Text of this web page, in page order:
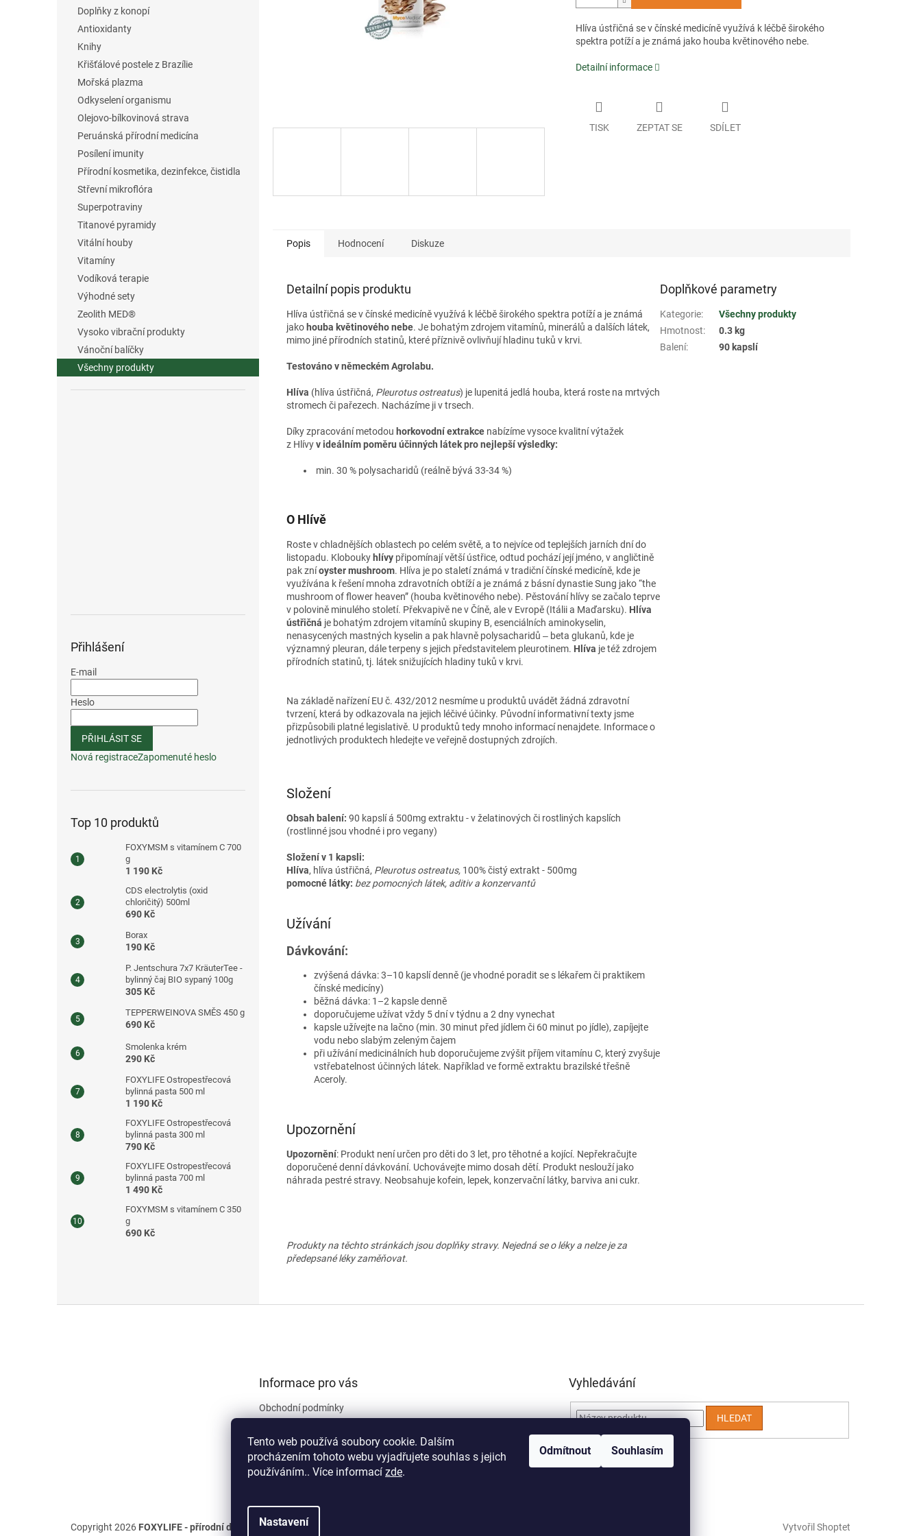
Tento web používá soubory cookie. Dalším
procházením tohoto webu vyjadřujete souhlas s jejich
používáním.. Více informací zde.
Nastavení
Odmítnout Souhlasím
Doplňky z konopí
Antioxidanty
Knihy
Křišťálové postele z Brazílie
Mořská plazma
Odkyselení organismu
Olejovo-bílkovinová strava
Peruánská přírodní medicína
Posílení imunity
Přírodní kosmetika, dezinfekce, čistidla
Střevní mikroflóra
Superpotraviny
Titanové pyramidy
Vitální houby
Vitamíny
Vodíková terapie
Výhodné sety
Zeolith MED®
Vysoko vibrační produkty
Vánoční balíčky
Všechny produkty
Přihlášení
E-mail
Heslo
PŘIHLÁSIT SE
Nová registraceZapomenuté heslo
Top 10 produktů
FOXYMSM s vitamínem C 700
g
1 190 Kč
CDS electrolytis (oxid
chloričitý) 500ml
690 Kč
Borax
190 Kč
P. Jentschura 7x7 KräuterTee -
bylinný čaj BIO sypaný 100g
305 Kč
TEPPERWEINOVA SMĚS 450 g
690 Kč
Smolenka krém
290 Kč
FOXYLIFE Ostropestřecová
bylinná pasta 500 ml
1 190 Kč
FOXYLIFE Ostropestřecová
bylinná pasta 300 ml
790 Kč
FOXYLIFE Ostropestřecová
bylinná pasta 700 ml
1 490 Kč
FOXYMSM s vitamínem C 350
g
690 Kč
Hlíva ústřičná se v čínské medicíně využívá k léčbě širokého
spektra potíží a je známá jako houba květinového nebe.
Detailní informace
TISK ZEPTAT SE SDÍLET
Popis Hodnocení Diskuze
Detailní popis produktu
Hlíva ústřičná se v čínské medicíně využívá k léčbě širokého spektra potíží a je známá
jakohouba květinového nebe. Je bohatým zdrojem vitamínů, minerálů a dalších látek,
mimo jiné přírodních statinů, které příznivě ovlivňují hladinu tuků v krvi.
Testováno v německém Agrolabu.
Hlíva (hlíva ústřičná, Pleurotus ostreatus) je lupenitá jedlá houba, která roste na mrtvých
stromech či pařezech. Nacházíme ji v trsech.
Díky zpracování metodou horkovodní extrakce nabízíme vysoce kvalitní výtažek
z Hlívyv ideálním poměru účinných látek pro nejlepší výsledky:
min. 30 % polysacharidů (reálně bývá 33-34 %)
O Hlívě
Roste v chladnějších oblastech po celém světě, a to nejvíce od teplejších jarních dní do
listopadu. Kloboukyhlívy připomínají větší ústřice, odtud pochází její jméno, v angličtině
pak zníoyster mushroom. Hlíva je po staletí známá v tradiční čínské medicíně, kde je
využívána k řešení mnoha zdravotních obtíží a je známá z básní dynastie Sung jako “the
mushroom of flower heaven” (houba květinového nebe). Pěstování hlívy se začalo teprve
v polovině minulého století. Překvapivě ne v Číně, ale v Evropě (Itálii a Maďarsku). Hlíva
ústřičná je bohatým zdrojem vitamínů skupiny B, esenciálních aminokyselin,
nenasycených mastných kyselin a pak hlavně polysacharidů ‒ beta glukanů, kde je
významný pleuran, dále terpeny s jejich představitelem pleurotinem. Hlíva je též zdrojem
přírodních statinů, tj. látek snižujících hladiny tuků v krvi.
Na základě nařízení EU č. 432/2012 nesmíme u produktů uvádět žádná zdravotní
tvrzení, která by odkazovala na jejich léčivé účinky. Původní informativní texty jsme
přizpůsobili platné legislativě. U produktů tedy mnoho informací nenajdete. Informace o
jednotlivých produktech hledejte ve veřejně dostupných zdrojích.
Složení
Obsah balení: 90 kapslí á 500mg extraktu - v želatinových či rostliných kapslích
(rostlinné jsou vhodné i pro vegany)
Složení v 1 kapsli:
Hlíva, hlíva ústřičná, Pleurotus ostreatus, 100% čistý extrakt - 500mg
pomocné látky: bez pomocných látek, aditiv a konzervantů
Užívání
Dávkování:
zvýšená dávka: 3–10 kapslí denně (je vhodné poradit se s lékařem či praktikem
čínské medicíny)
běžná dávka: 1–2 kapsle denně
doporučujeme užívat vždy 5 dní v týdnu a 2 dny vynechat
kapsle užívejte na lačno (min. 30 minut před jídlem či 60 minut po jídle), zapíjejte
vodu nebo slabým zeleným čajem
při užívání medicinálních hub doporučujeme zvýšit příjem vitamínu C, který zvyšuje
vstřebatelnost účinných látek. Například ve formě extraktu brazilské třešně
Aceroly.
Upozornění
Upozornění: Produkt není určen pro děti do 3 let, pro těhotné a kojící. Nepřekračujte
doporučené denní dávkování. Uchovávejte mimo dosah dětí. Produkt neslouží jako
náhrada pestré stravy. Neobsahuje kofein, lepek, konzervační látky, barviva ani cukr.
Produkty na těchto stránkách jsou doplňky stravy. Nejedná se o léky a nelze je za
předepsané léky zaměňovat.
Doplňkové parametry
Kategorie:
Všechny produkty
Hmotnost:
0.3 kg
Balení: 90 kapslí
Informace pro vás
Obchodní podmínky
Formulář pro reklamaci
Formulář pro odstoupení od
Smlouvy
Vyhledávání
HLEDAT
Vytvořil Shoptet
Copyright 2026 FOXYLIFE - přírodní doplňky výživy. Všechna práva vyhrazena.